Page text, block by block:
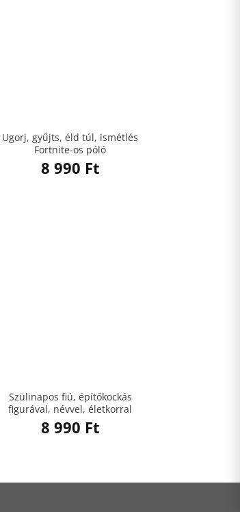
Ugorj, gyűjts, éld túl, ismétlés
Fortnite-os póló
8 990 Ft
Szülinapos fiú, építőkockás
figurával, névvel, életkorral
8 990 Ft